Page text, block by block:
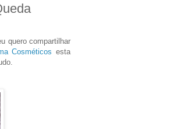
quero compartilhar
Cosméticos esta